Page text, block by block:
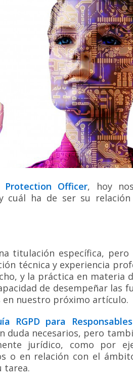
Protection Officer, hoy
cuál ha de ser su
titulación específica,
técnica y experiencia
y la práctica en materia
de desempeñar las
en nuestro próximo artículo.
RGPD para
necesarios, pero
jurídico, como por
o en relación con el
tarea.